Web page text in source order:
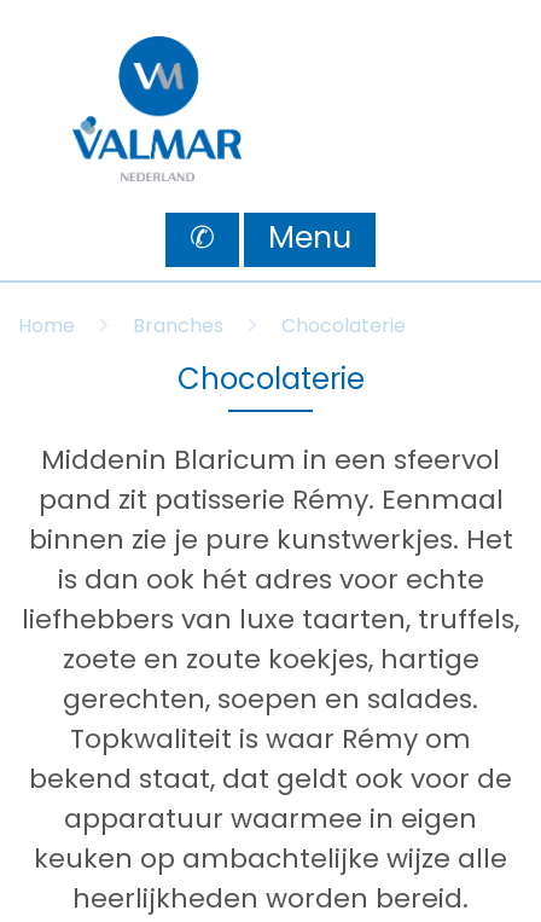
✆ Menu
Home Branches Chocolaterie
Chocolaterie
Middenin Blaricum in een sfeervol
pand zit patisserie Rémy. Eenmaal
binnen zie je pure kunstwerkjes. Het
is dan ook hét adres voor echte
liefhebbers van luxe taarten, truffels,
zoete en zoute koekjes, hartige
gerechten, soepen en salades.
Topkwaliteit is waar Rémy om
bekend staat, dat geldt ook voor de
apparatuur waarmee in eigen
keuken op ambachtelijke wijze alle
heerlijkheden worden bereid.